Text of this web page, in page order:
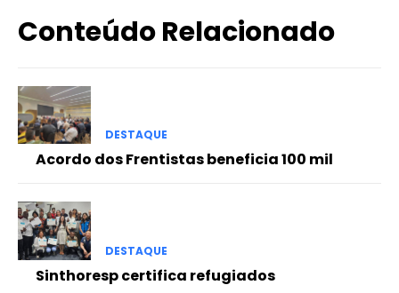
Conteúdo Relacionado
DESTAQUE
Acordo dos Frentistas beneficia 100 mil
DESTAQUE
Sinthoresp certifica refugiados